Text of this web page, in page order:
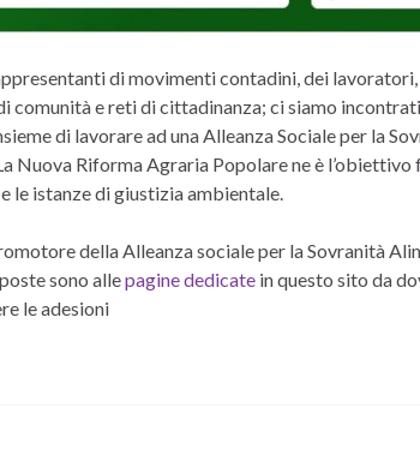
di movimenti contadini, dei lavoratori,
e reti di cittadinanza; ci siamo
di lavorare ad una Alleanza Sociale per la
Nuova Riforma Agraria Popolare ne è
le istanze di giustizia ambientale.
della Alleanza sociale per la Sovranità
sono allepagine dedicate in questo sito da
le adesioni